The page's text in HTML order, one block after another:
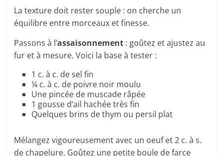
La texture doit rester souple : on cherche un
équilibre entre morceaux et finesse.
Passons à l’assaisonnement : goûtez et ajustez au
fur et à mesure. Voici la base à tester :
1 c. à c. de sel fin
¼ c. à c. de poivre noir moulu
Une pincée de muscade râpée
1 gousse d’ail hachée très fin
Quelques brins de thym ou persil plat
Mélangez vigoureusement avec un oeuf et 2 c. à s.
de chapelure. Goûtez une petite boule de farce